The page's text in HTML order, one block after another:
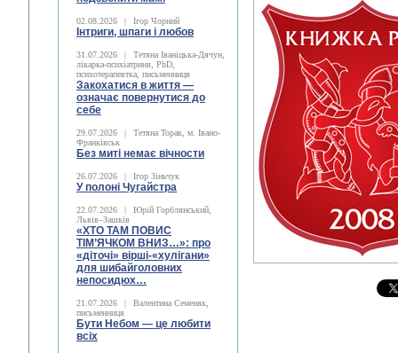
02.08.2026 | Ігор Чорний
Інтриги, шпаги і любов
31.07.2026 |
Тетяна Іваніцька-Дячун,
лікарка-психіатриня, PhD,
психотерапевтка, письменниця
Закохатися в життя —
означає повернутися до
себе
29.07.2026 |
Тетяна Торак, м. Івано-
Франківськ
Без миті немає вічности
26.07.2026 | Ігор Зіньчук
У полоні Чугайстра
22.07.2026 |
Юрій Горблянський,
Львів–Зашків
«ХТО ТАМ ПОВИС
ТІМ’ЯЧКОМ ВНИЗ…»: про
«діточі» вірші-«хулігани»
для шибайголовних
непосидюх…
21.07.2026 |
Валентина Семеняк,
письменниця
Бути Небом ― це любити
всіх